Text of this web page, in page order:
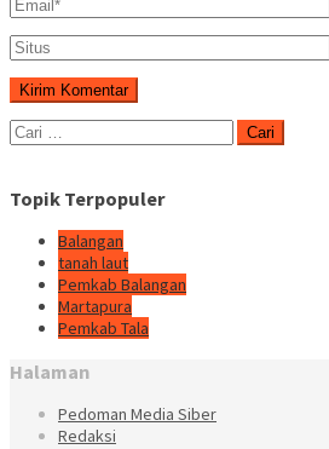
Cari
untuk:
Topik Terpopuler
Balangan
tanah laut
Pemkab Balangan
Martapura
Pemkab Tala
Halaman
Pedoman Media Siber
Redaksi